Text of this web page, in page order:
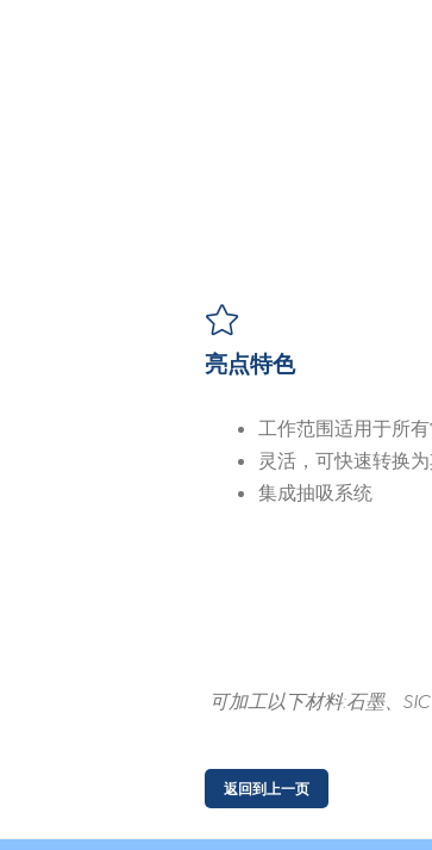
亮点特色
工作范围适用于所
灵活，可快速转换
集成抽吸系统
可加工以下材料:石墨、